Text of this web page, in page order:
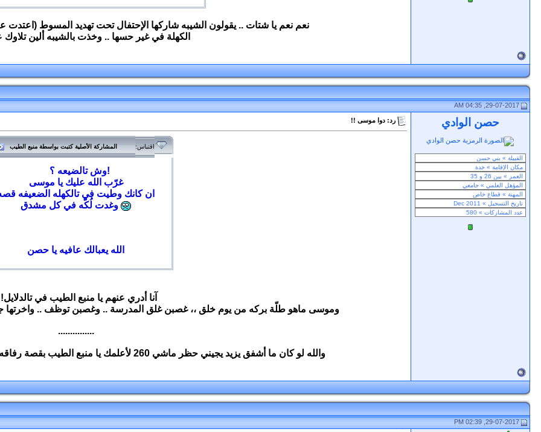
نعم نعم يا شتات .. يقولون الشيبه شاركها الإحتفال تحت تهديد المسوط
الكهلة في غير حسها .. وخذت بالشيبه ألين تلاوك
29-07-2017, 04:35 AM
حصن الوادي رد: دوا موسى !!
اقتباس: المشاركة الأصلية كتبت بواسطة منبع الطيب
وش تالضيعه ؟!
غرّب الله عليك يا موسى
ان كانك وطيت في تالكهله الضعيفه
وغدت لُكّه في كل مشدق
الله يعبالك عافيه يا حصن
آنا أدري عنهم يا منبع الطيب في
وموسى ماهو طلّة بركه من يوم خلق ،، غصبن غلق المدرسة .. وغصبن توظف .. واخرتها
...............
والله لو كان ما أشفق يزيد يجيني حظر ماشي 260 لأعلمك يا منبع الطيب بقصة رفاقه من عندنا من زهران أفلحوا البحرين وسكروا.
29-07-2017, 02:39 PM